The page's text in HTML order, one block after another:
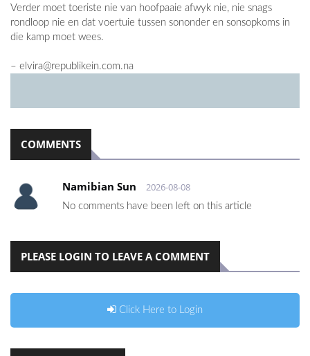
Verder moet toeriste nie van hoofpaaie afwyk nie, nie snags
rondloop nie en dat voertuie tussen sononder en sonsopkoms in
die kamp moet wees.
– elvira@republikein.com.na
COMMENTS
Namibian Sun 2026-08-08
No comments have been left on this article
PLEASE LOGIN TO LEAVE A COMMENT
Click Here to Login